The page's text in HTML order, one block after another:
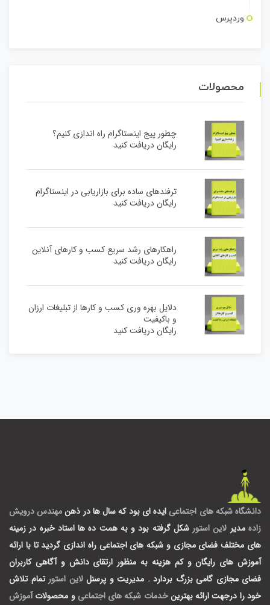
وردپرس
محصولات
چطور پیج اینستاگرام راه اندازی کنیم؟
رایگان دریافت کنید
ترفندهای ساده برای بازاریابی در اینستاگرام
رایگان دریافت کنید
راهکارهای رشد سریع کسب و کارهای آنلاین
رایگان دریافت کنید
دلایل بهره وری کسب و کارها از تبلیغات ارزان
و باکیفیت
رایگان دریافت کنید
دانشگاه شبکه های اجتماعی ایده ای بود که سال ها در ذهنمهندس درویش
زاده مدیر لاین استور شکل گرفته بود و به همت ده ها استاد خبره در زمینه
های مختلف فضای مجازی و شبکه های اجتماعی راه اندازی گردید تا با ارائه
آموزش های رایگان و کم هزینه به منظور ارتقای دانش و آگاهی کاربران
فضای مجازی گامی بزرگ بردارد . مدیریت و پرسنللاین استور تمام تلاش
خود را درجهت ارائه بهترینخدمات شبکه های اجتماعی و محصولات آموزش